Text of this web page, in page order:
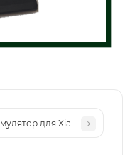
BM4C) Mi Mixдля Xiaomi (Model: